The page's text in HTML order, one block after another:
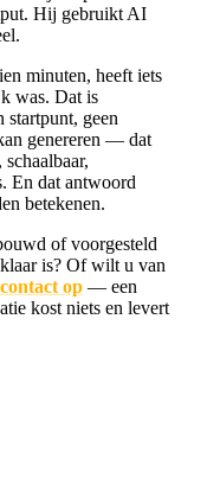
Hij gebruikt AI
minuten, heeft iets
was. Dat is
startpunt, geen
genereren — dat
En dat antwoord
betekenen.
of voorgesteld
is? Of wilt u van
op — een
kost niets en levert